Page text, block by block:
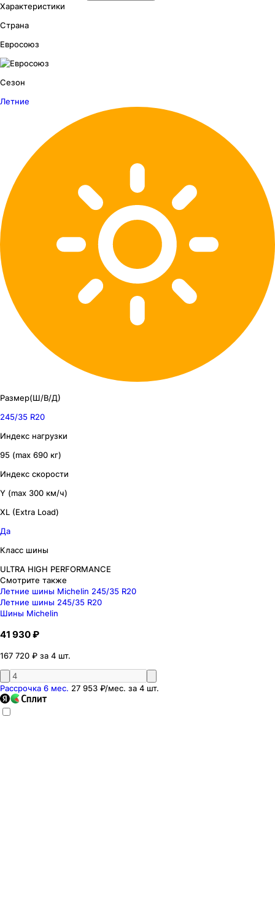
Характеристики
Страна
Евросоюз
Сезон
Летние
Размер(Ш/В/Д)
245/35 R20
Индекс нагрузки
95 (max 690 кг)
Индекс скорости
Y (max 300 км/ч)
XL (Extra Load)
Да
Класс шины
ULTRA HIGH PERFORMANCE
Смотрите также
Летние шины Michelin 245/35 R20
Летние шины 245/35 R20
Шины Michelin
41 930 ₽
167 720 ₽ за 4 шт.
Рассрочка 6 мес. 27 953 ₽/мес. за 4 шт.